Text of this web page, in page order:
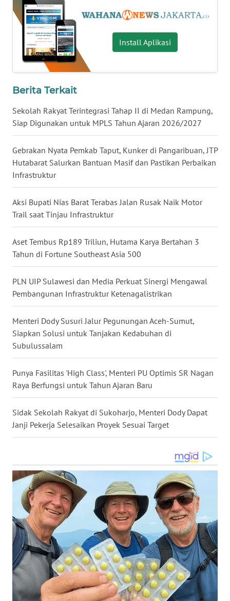
Install Aplikasi
Berita Terkait
Sekolah Rakyat Terintegrasi Tahap II di Medan Rampung,
Siap Digunakan untuk MPLS Tahun Ajaran 2026/2027
Gebrakan Nyata Pemkab Taput, Kunker di Pangaribuan, JTP
Hutabarat Salurkan Bantuan Masif dan Pastikan Perbaikan
Infrastruktur
Aksi Bupati Nias Barat Terabas Jalan Rusak Naik Motor
Trail saat Tinjau Infrastruktur
Aset Tembus Rp189 Triliun, Hutama Karya Bertahan 3
Tahun di Fortune Southeast Asia 500
PLN UIP Sulawesi dan Media Perkuat Sinergi Mengawal
Pembangunan Infrastruktur Ketenagalistrikan
Menteri Dody Susuri Jalur Pegunungan Aceh-Sumut,
Siapkan Solusi untuk Tanjakan Kedabuhan di
Subulussalam
Punya Fasilitas 'High Class', Menteri PU Optimis SR Nagan
Raya Berfungsi untuk Tahun Ajaran Baru
Sidak Sekolah Rakyat di Sukoharjo, Menteri Dody Dapat
Janji Pekerja Selesaikan Proyek Sesuai Target
WN
KALTARA
WN
WN
KALTIM
WN
WN
WN
MALUKU
WN
MALUT
WN
DAIRI
DANAU
TOBA
WN
NIAS
WN
TAPANULI
SELATAN
WN
TANJUNG
LESUNG
KARO